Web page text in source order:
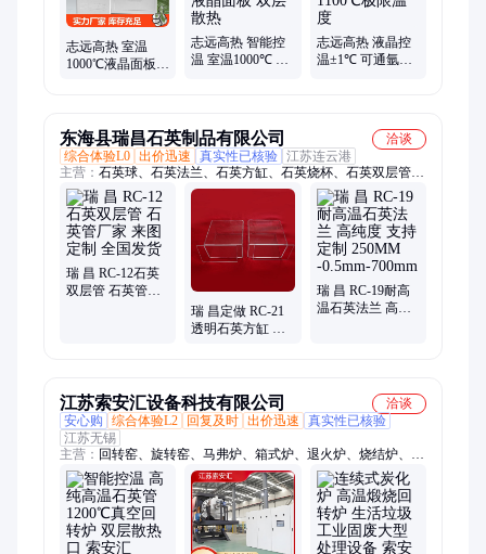
志远高热 室温
1000℃液晶面板
志远高热 智能控
温 室温1000℃ 可
志远高热 液晶控
温±1℃ 可通氩气
东海县瑞昌石英制品有限公司
洽谈
综合体验L0 出价迅速 真实性已核验 江苏连云港
主营： 石英球、石英法兰、石英方缸、石英烧杯、石英双层管、
石英玻璃条、石英玻璃棒、异形玻璃管、石英玻璃管、石英玻璃
片、高纯石英管、高纯石英棒、石英厚壁管、石英加热管、石英
玻璃环、厚壁石英管、石英玻璃方管、透明石英方管、石英玻璃
坩埚、耐高温石英坩埚、玻璃仪器、实验室器皿
瑞 昌 RC-12石英
双层管 石英管厂
瑞 昌定做 RC-21
透明石英方缸 酸
瑞 昌 RC-19耐高
温石英法兰 高纯
江苏索安汇设备科技有限公司
洽谈
安心购
综合体验L2 回复及时 出价迅速
真实性已核验
江苏无锡
主营： 回转窑、旋转窑、马弗炉、箱式炉、退火炉、烧结炉、真
空炉、气氛炉、实验炉、煅烧炉、推板炉、高温炉、排胶炉、隧
道窑、台车炉、网带炉、烧银炉、淬火炉